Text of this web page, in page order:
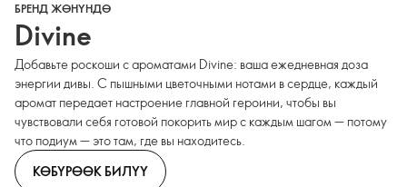
БРЕНД ЖӨНҮНДӨ
Divine
Добавьте роскоши с ароматами Divine: ваша ежедневная доза
энергии дивы. С пышными цветочными нотами в сердце, каждый
аромат передает настроение главной героини, чтобы вы
чувствовали себя готовой покорить мир с каждым шагом — потому
что подиум — это там, где вы находитесь.
КӨБҮРӨӨК БИЛҮҮ